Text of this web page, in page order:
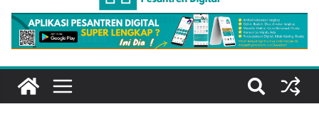
Ayat Bicara Soal Curhat di Sosmed”
Menyikapi Fatherless, Kisah Lukman Menjadi
Cerminan